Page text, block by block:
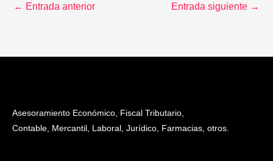
← Entrada anterior Entrada siguiente →
Asesoramiento Económico, Fiscal Tributario,
Contable, Mercantil, Laboral, Jurídico, Farmacias, otros.